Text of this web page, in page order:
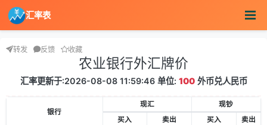
汇率表
转发 反馈 收藏
农业银行外汇牌价
汇率更新于:2026-08-08 11:59:46 单位: 100外币兑人民币
银行
现汇
现钞
买入
卖出 买入
卖出